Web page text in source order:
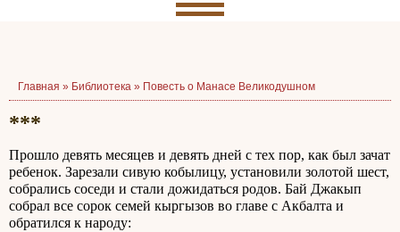
Главная » Библиотека » Повесть о Манасе Великодушном
***
Прошло девять месяцев и девять дней с тех пор, как был зачат
ребенок. Зарезали сивую кобылицу, установили золотой шест,
собрались соседи и стали дожидаться родов. Бай Джакып
собрал все сорок семей кыргызов во главе с Акбалта и
обратился к народу: